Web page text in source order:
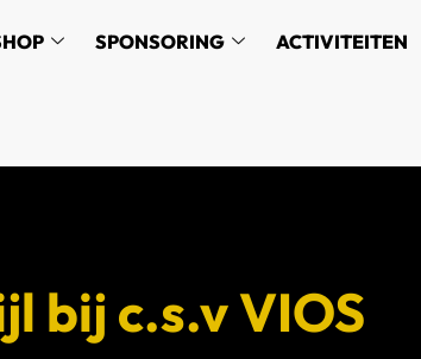
SPONSORING ACTIVITEITEN
bij c.s.v VIOS